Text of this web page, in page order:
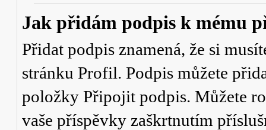
Jak přidám podpis k mému
Přidat podpis znamená, že si
stránku Profil. Podpis můžete
položky Připojit podpis. Můžete
vaše příspěvky zaškrtnutím